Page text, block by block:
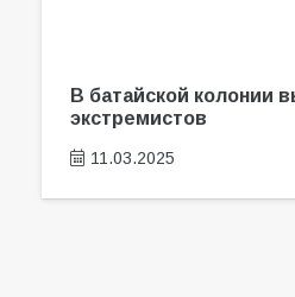
В батайской колонии
экстремистов
11.03.2025